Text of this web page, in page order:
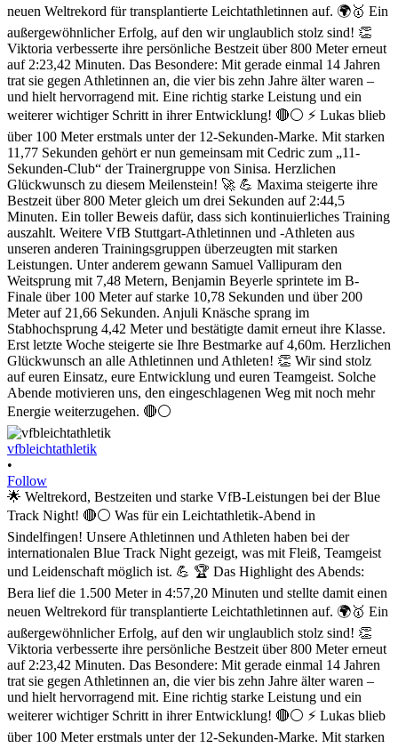
vfbleichtathletik
•
Follow
🌟 Weltrekord, Bestzeiten und starke VfB-Leistungen bei der Blue
Track Night! 🔴⚪ Was für ein Leichtathletik-Abend in
Sindelfingen! Unsere Athletinnen und Athleten haben bei der
internationalen Blue Track Night gezeigt, was mit Fleiß, Teamgeist
und Leidenschaft möglich ist. 💪 🏆 Das Highlight des Abends:
Bera lief die 1.500 Meter in 4:57,20 Minuten und stellte damit einen
neuen Weltrekord für transplantierte Leichtathletinnen auf. 🌍🥇 Ein
außergewöhnlicher Erfolg, auf den wir unglaublich stolz sind! 👏
Viktoria verbesserte ihre persönliche Bestzeit über 800 Meter erneut
auf 2:23,42 Minuten. Das Besondere: Mit gerade einmal 14 Jahren
trat sie gegen Athletinnen an, die vier bis zehn Jahre älter waren –
und hielt hervorragend mit. Eine richtig starke Leistung und ein
weiterer wichtiger Schritt in ihrer Entwicklung! 🔴⚪ ⚡ Lukas blieb
über 100 Meter erstmals unter der 12-Sekunden-Marke. Mit starken